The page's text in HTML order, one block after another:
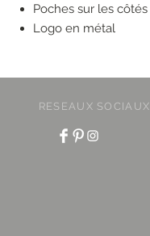
Poches sur les côtés
Logo en métal
RESEAUX SOCIAUX